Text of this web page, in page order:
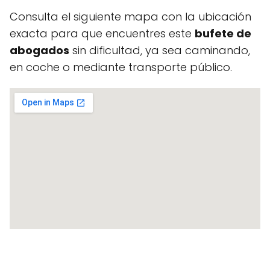
Consulta el siguiente mapa con la ubicación
exacta para que encuentres este bufete de
abogados sin dificultad, ya sea caminando,
en coche o mediante transporte público.